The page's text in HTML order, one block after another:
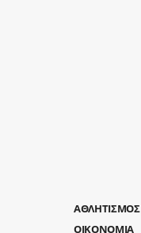
ΑΘΛΗΤΙΣΜΟΣ
ΟΙΚΟΝΟΜΙΑ